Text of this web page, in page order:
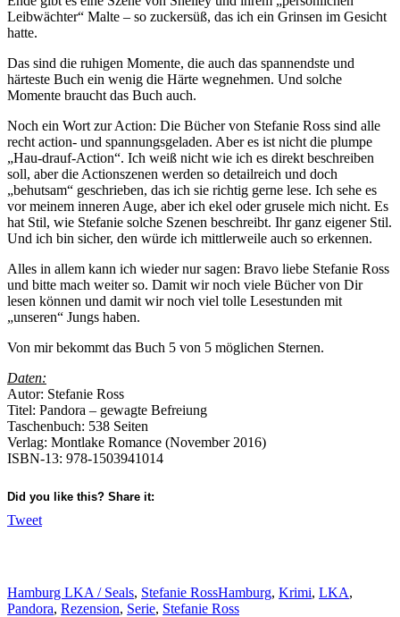
Leibwächter“ Malte – so zuckersüß, das ich ein Grinsen im Gesicht
hatte.
Das sind die ruhigen Momente, die auch das spannendste und
härteste Buch ein wenig die Härte wegnehmen. Und solche
Momente braucht das Buch auch.
Noch ein Wort zur Action: Die Bücher von Stefanie Ross sind alle
recht action- und spannungsgeladen. Aber es ist nicht die plumpe
„Hau-drauf-Action“. Ich weiß nicht wie ich es direkt beschreiben
soll, aber die Actionszenen werden so detailreich und doch
„behutsam“ geschrieben, das ich sie richtig gerne lese. Ich sehe es
vor meinem inneren Auge, aber ich ekel oder grusele mich nicht. Es
hat Stil, wie Stefanie solche Szenen beschreibt. Ihr ganz eigener Stil.
Und ich bin sicher, den würde ich mittlerweile auch so erkennen.
Alles in allem kann ich wieder nur sagen: Bravo liebe Stefanie Ross
und bitte mach weiter so. Damit wir noch viele Bücher von Dir
lesen können und damit wir noch viel tolle Lesestunden mit
„unseren“ Jungs haben.
Von mir bekommt das Buch 5 von 5 möglichen Sternen.
Daten:
Autor: Stefanie Ross
Titel: Pandora – gewagte Befreiung
Taschenbuch: 538 Seiten
Verlag: Montlake Romance (November 2016)
ISBN-13: 978-1503941014
Did you like this? Share it:
Tweet
Hamburg LKA / Seals, Stefanie RossHamburg, Krimi, LKA,
Pandora, Rezension, Serie, Stefanie Ross